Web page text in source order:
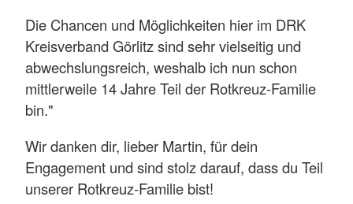
Die Chancen und Möglichkeiten hier im DRK
Kreisverband Görlitz sind sehr vielseitig und
abwechslungsreich, weshalb ich nun schon
mittlerweile 14 Jahre Teil der Rotkreuz-Familie
bin."
Wir danken dir, lieber Martin, für dein
Engagement und sind stolz darauf, dass du Teil
unserer Rotkreuz-Familie bist!